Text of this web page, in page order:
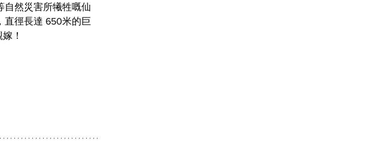
自然災害所犧牲嘅仙
直徑長達 650米的巨
！